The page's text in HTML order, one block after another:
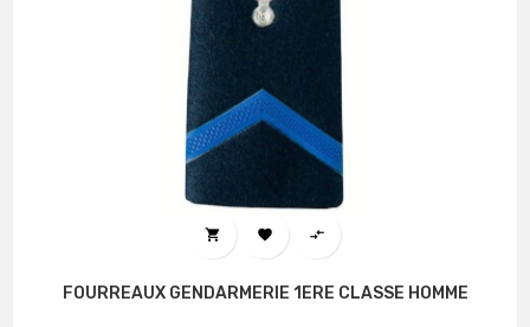
  
FOURREAUX GENDARMERIE 1ERE CLASSE HOMME